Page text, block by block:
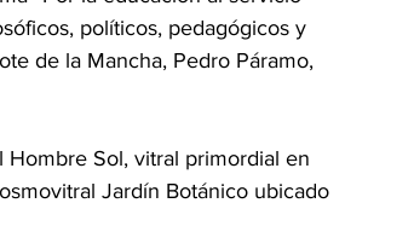
políticos, pedagógicos y
de la Mancha, Pedro Páramo,
Sol, vitral primordial en
Jardín Botánico ubicado